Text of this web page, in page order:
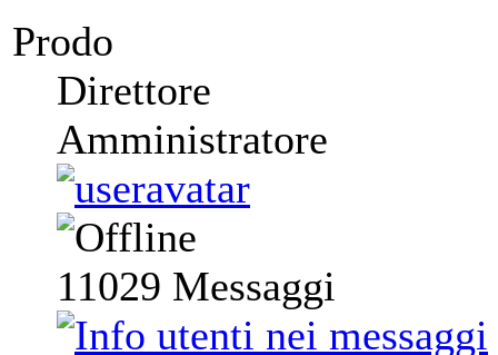
Prodo
Direttore
Amministratore
11029 Messaggi